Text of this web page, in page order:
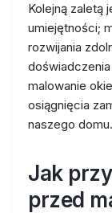
Kolejną zaletą
umiejętności;
rozwijania
malowanie
osiągnięcia
naszego domu.
Jak
przed